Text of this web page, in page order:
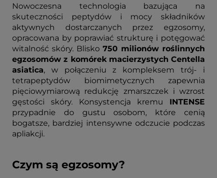
Nowoczesna technologia bazująca na
skuteczności peptydów i mocy składników
aktywnych dostarczanych przez egzosomy,
opracowana by poprawiać strukturę i potęgować
witalność skóry. Blisko 750 milionów roślinnych
egzosomów z komórek macierzystych Centella
asiatica, w połączeniu z kompleksem trój- i
tetrapeptydów biomimetycznych zapewnia
pięciowymiarową redukcję zmarszczek i wzrost
gęstości skóry. Konsystencja kremu INTENSE
przypadnie do gustu osobom, które cenią
bogatsze, bardziej intensywne odczucie podczas
apliakcji.
Czym są egzosomy?